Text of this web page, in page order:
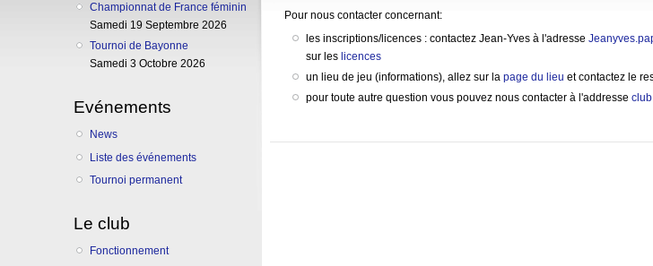
Championnat de France féminin
Samedi 19 Septembre 2026
Tournoi de Bayonne
Samedi 3 Octobre 2026
Evénements
News
Liste des événements
Tournoi permanent
Le club
Fonctionnement
Pour nous contacter concernant:
les inscriptions/licences : contactez Jean-Yves à l'adresse
sur leslicences
un lieu de jeu (informations), allez sur lapage du lieu et contactez le
pour toute autre question vous pouvez nous contacter à l'addresse